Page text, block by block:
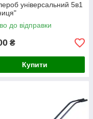
універсальний 5в1
до відправки
₴
Купити